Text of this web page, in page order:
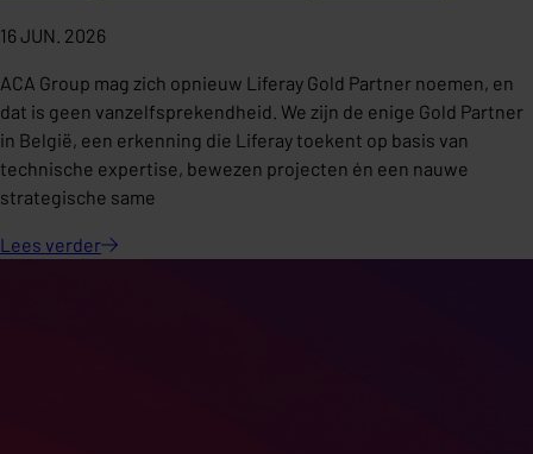
16 JUN. 2026
ACA Group mag zich opnieuw Liferay Gold Partner noemen, en
dat is geen vanzelfsprekendheid. We zijn de enige Gold Partner
in België, een erkenning die Liferay toekent op basis van
technische expertise, bewezen projecten én een nauwe
strategische same
Lees verder